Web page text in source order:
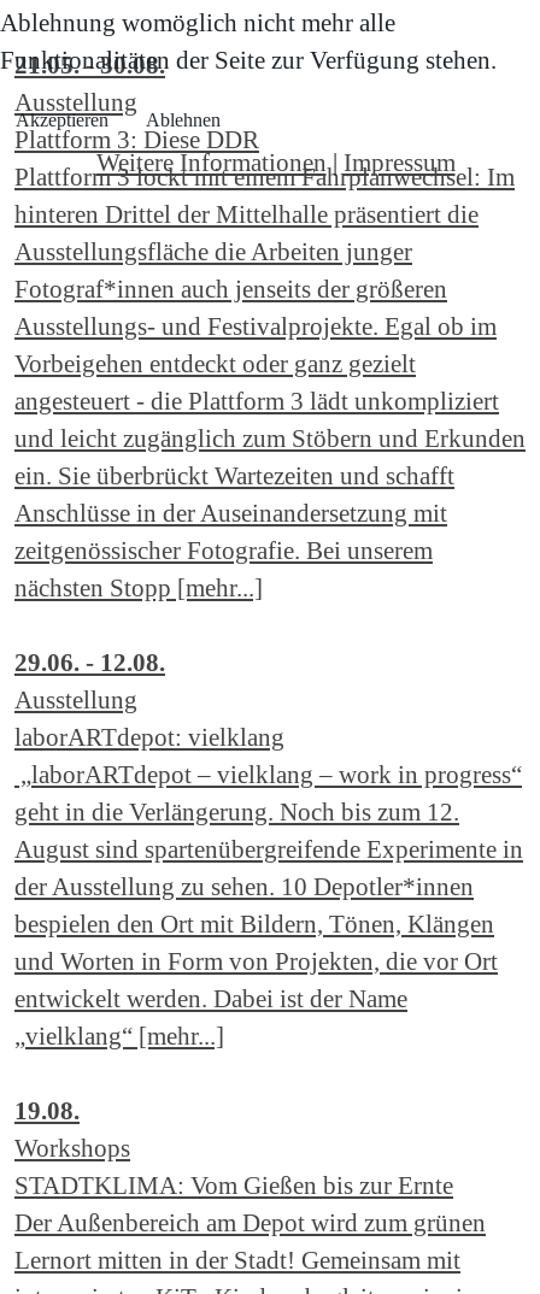
21.05. - 30.08.
Ausstellung
Plattform 3: Diese DDR
Plattform 3 lockt mit einem Fahrplanwechsel: Im
hinteren Drittel der Mittelhalle präsentiert die
Ausstellungsfläche die Arbeiten junger
Fotograf*innen auch jenseits der größeren
Ausstellungs- und Festivalprojekte. Egal ob im
Vorbeigehen entdeckt oder ganz gezielt
angesteuert - die Plattform 3 lädt unkompliziert
und leicht zugänglich zum Stöbern und Erkunden
ein. Sie überbrückt Wartezeiten und schafft
Anschlüsse in der Auseinandersetzung mit
zeitgenössischer Fotografie. Bei unserem
nächsten Stopp [mehr...]
29.06. - 12.08.
Ausstellung
laborARTdepot: vielklang
„laborARTdepot – vielklang – work in progress“
geht in die Verlängerung. Noch bis zum 12.
August sind spartenübergreifende Experimente in
der Ausstellung zu sehen. 10 Depotler*innen
bespielen den Ort mit Bildern, Tönen, Klängen
und Worten in Form von Projekten, die vor Ort
entwickelt werden. Dabei ist der Name
„vielklang“ [mehr...]
19.08.
Workshops
STADTKLIMA: Vom Gießen bis zur Ernte
Der Außenbereich am Depot wird zum grünen
Lernort mitten in der Stadt! Gemeinsam mit
Ablehnung womöglich nicht mehr alle
Funktionalitäten der Seite zur Verfügung stehen.
Akzeptieren Ablehnen
Weitere Informationen| Impressum